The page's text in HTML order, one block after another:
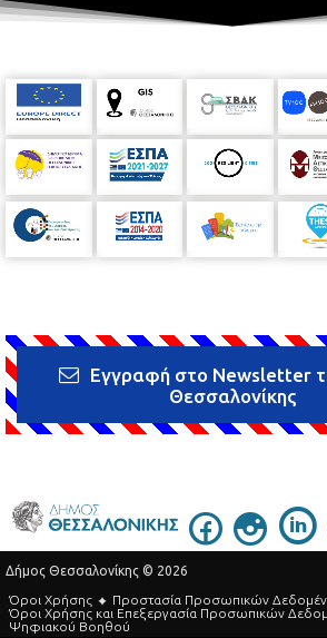
Εγγραφή στο Newsletter
Θεσσαλονίκης
Δήμος Θεσσαλονίκης © 2026
Όροι Χρήσης
Προστασία Προσωπικών
Όροι Xρήσης και Eπεξεργασία Προσωπικών
Ψηφιακού Βοηθού